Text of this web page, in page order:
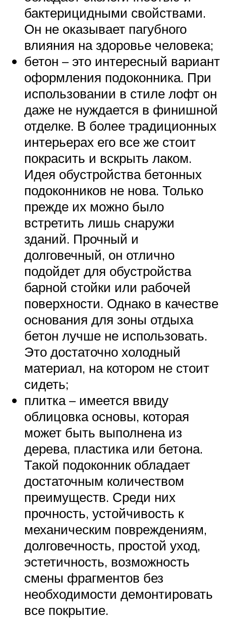
бактерицидными свойствами.
Он не оказывает пагубного
влияния на здоровье человека;
бетон – это интересный вариант
оформления подоконника. При
использовании в стиле лофт он
даже не нуждается в финишной
отделке. В более традиционных
интерьерах его все же стоит
покрасить и вскрыть лаком.
Идея обустройства бетонных
подоконников не нова. Только
прежде их можно было
встретить лишь снаружи
зданий. Прочный и
долговечный, он отлично
подойдет для обустройства
барной стойки или рабочей
поверхности. Однако в качестве
основания для зоны отдыха
бетон лучше не использовать.
Это достаточно холодный
материал, на котором не стоит
сидеть;
плитка – имеется ввиду
облицовка основы, которая
может быть выполнена из
дерева, пластика или бетона.
Такой подоконник обладает
достаточным количеством
преимуществ. Среди них
прочность, устойчивость к
механическим повреждениям,
долговечность, простой уход,
эстетичность, возможность
смены фрагментов без
необходимости демонтировать
все покрытие.